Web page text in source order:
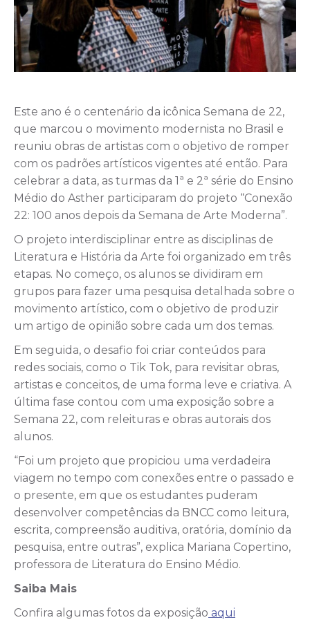
Este ano é o centenário da icônica Semana de 22,
que marcou o movimento modernista no Brasil e
reuniu obras de artistas com o objetivo de romper
com os padrões artísticos vigentes até então. Para
celebrar a data, as turmas da 1ª e 2ª série do Ensino
Médio do Asther participaram do projeto “Conexão
22: 100 anos depois da Semana de Arte Moderna”.
O projeto interdisciplinar entre as disciplinas de
Literatura e História da Arte foi organizado em três
etapas. No começo, os alunos se dividiram em
grupos para fazer uma pesquisa detalhada sobre o
movimento artístico, com o objetivo de produzir
um artigo de opinião sobre cada um dos temas.
Em seguida, o desafio foi criar conteúdos para
redes sociais, como o Tik Tok, para revisitar obras,
artistas e conceitos, de uma forma leve e criativa. A
última fase contou com uma exposição sobre a
Semana 22, com releituras e obras autorais dos
alunos.
“Foi um projeto que propiciou uma verdadeira
viagem no tempo com conexões entre o passado e
o presente, em que os estudantes puderam
desenvolver competências da BNCC como leitura,
escrita, compreensão auditiva, oratória, domínio da
pesquisa, entre outras”, explica Mariana Copertino,
professora de Literatura do Ensino Médio.
Saiba Mais
Confira algumas fotos da exposição aqui